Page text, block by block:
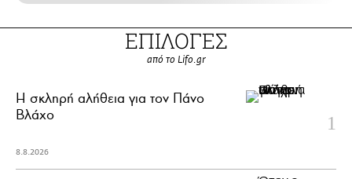
ΕΠΙΛΟΓΕΣ
από το Lifo.gr
H σκληρή αλήθεια για τον Πάνο
Βλάχο
8.8.2026